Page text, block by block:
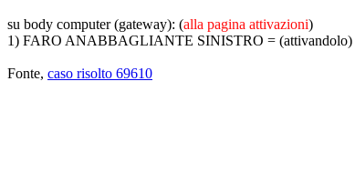
su body computer (gateway): (alla pagina attivazioni)
1) FARO ANABBAGLIANTE SINISTRO = (attivandolo)
Fonte, caso risolto 69610